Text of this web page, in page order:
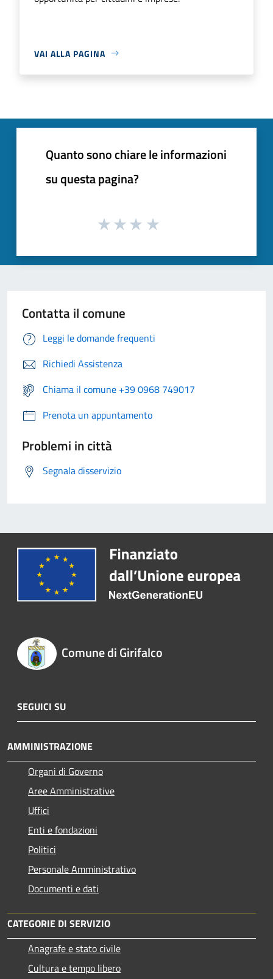
VAI ALLA PAGINA
Quanto sono chiare le informazioni
su questa pagina?
Contatta il comune
Leggi le domande frequenti
Richiedi Assistenza
Chiama il comune +39 0968 749017
Prenota un appuntamento
Problemi in città
Segnala disservizio
Comune di Girifalco
SEGUICI SU
AMMINISTRAZIONE
Organi di Governo
Aree Amministrative
Uffici
Enti e fondazioni
Politici
Personale Amministrativo
Documenti e dati
CATEGORIE DI SERVIZIO
Anagrafe e stato civile
Cultura e tempo libero